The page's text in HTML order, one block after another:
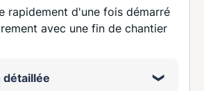
rapidement d'une fois démarré
avec une fin de chantier
détaillée